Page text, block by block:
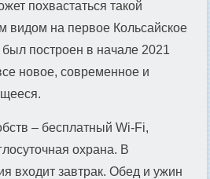
похвастаться такой
видом на первое Кольсайское
построен в начале 2021
новое, современное и
– бесплатный Wi-Fi,
охрана. В
входит завтрак. Обед и ужин